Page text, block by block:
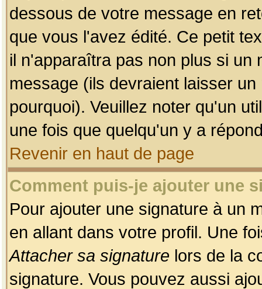
dessous de votre message en
que vous l'avez édité. Ce petit
il n'apparaîtra pas non plus si un
message (ils devraient laisser
pourquoi). Veuillez noter qu'un
une fois que quelqu'un y a
Revenir en haut de page
Comment puis-je ajouter une
Pour ajouter une signature à un
en allant dans votre profil. Une
Attacher sa signature lors de la
signature. Vous pouvez aussi